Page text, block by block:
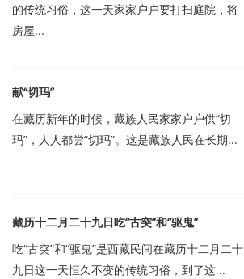
的传统习俗，这一天家家户户要打扫庭院，将
房屋...
献“切玛”
在藏历新年的时候，藏族人民家家户户供“切
玛”，人人都尝“切玛”。这是藏族人民在长期...
藏历十二月二十九日吃“古突”和“驱鬼”
吃“古突”和“驱鬼”是西藏民间在藏历十二月二十
九日这一天恒久不变的传统习俗，到了这...